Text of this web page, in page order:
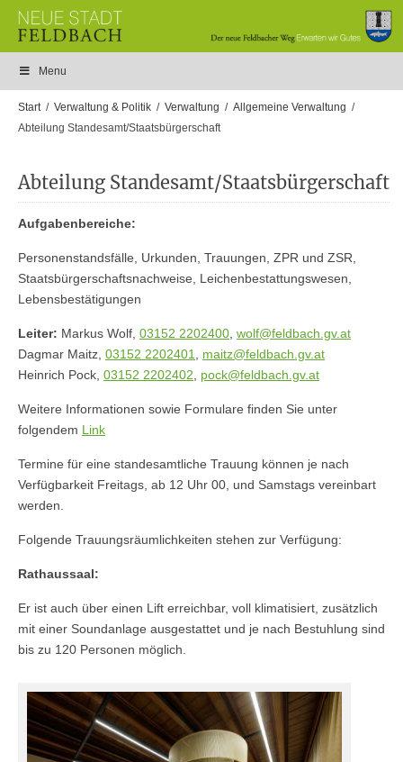
Menu
Start Verwaltung & Politik Verwaltung
Allgemeine Verwaltung
Abteilung Standesamt/Staatsbürgerschaft
Abteilung Standesamt/Staatsbürgerschaft
Aufgabenbereiche:
Personenstandsfälle, Urkunden, Trauungen, ZPR und ZSR,
Staatsbürgerschaftsnachweise, Leichenbestattungswesen,
Lebensbestätigungen
Leiter: Markus Wolf, 03152 2202400 wolf@feldbach.gv.at
Dagmar Maitz, 03152 2202401
maitz@feldbach.gv.at
Heinrich Pock, 03152 2202402 pock@feldbach.gv.at
Weitere Informationen sowie Formulare finden Sie unter
folgendem Link
Termine für eine standesamtliche Trauung können je nach
Verfügbarkeit Freitags, ab 12 Uhr 00, und Samstags vereinbart
werden.
Folgende Trauungsräumlichkeiten stehen zur Verfügung:
Rathaussaal:
Er ist auch über einen Lift erreichbar, voll klimatisiert, zusätzlich
mit einer Soundanlage ausgestattet und je nach Bestuhlung sind
bis zu 120 Personen möglich.